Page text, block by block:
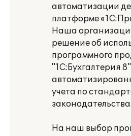
автоматизации
платформе
Наша
решение об
программного
"1С:Бухгалтерия
учета по
На наш выбор